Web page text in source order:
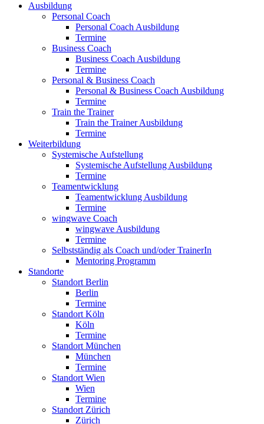
Ausbildung
Personal Coach
Personal Coach Ausbildung
Termine
Business Coach
Business Coach Ausbildung
Termine
Personal & Business Coach
Personal & Business Coach Ausbildung
Termine
Train the Trainer
Train the Trainer Ausbildung
Termine
Weiterbildung
Systemische Aufstellung
Systemische Aufstellung Ausbildung
Termine
Teamentwicklung
Teamentwicklung Ausbildung
Termine
wingwave Coach
wingwave Ausbildung
Termine
Selbstständig als Coach und/oder TrainerIn
Mentoring Programm
Standorte
Standort Berlin
Berlin
Termine
Standort Köln
Köln
Termine
Standort München
München
Termine
Standort Wien
Wien
Termine
Standort Zürich
Zürich